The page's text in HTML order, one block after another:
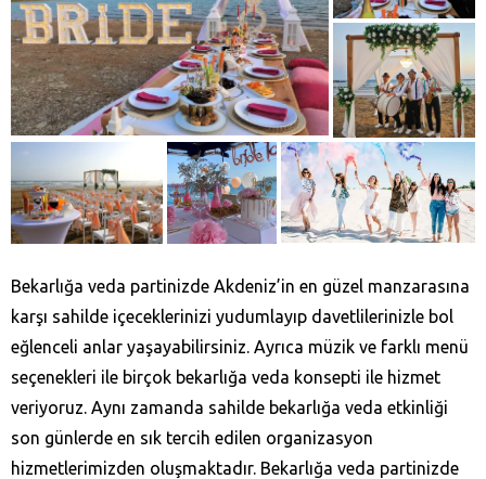
Bekarlığa veda partinizde Akdeniz’in en güzel manzarasına
karşı sahilde içeceklerinizi yudumlayıp davetlilerinizle bol
eğlenceli anlar yaşayabilirsiniz. Ayrıca müzik ve farklı menü
seçenekleri ile birçok bekarlığa veda konsepti ile hizmet
veriyoruz. Aynı zamanda sahilde bekarlığa veda etkinliği
son günlerde en sık tercih edilen organizasyon
hizmetlerimizden oluşmaktadır. Bekarlığa veda partinizde